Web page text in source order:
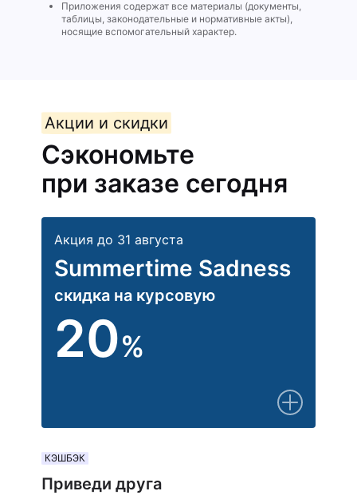
Приложения содержат все материалы (документы,
таблицы, законодательные и нормативные акты),
носящие вспомогательный характер.
Акции и скидки
Сэкономьте
при заказе сегодня
Акция до 31 августа
Summertime Sadness
скидка на курсовую
20%
КЭШБЭК
Приведи друга